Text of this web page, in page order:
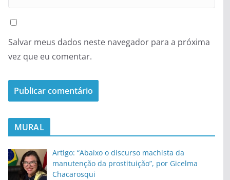
Salvar meus dados neste navegador para a próxima
vez que eu comentar.
MURAL
Artigo: “Abaixo o discurso machista da
manutenção da prostituição”, por Gicelma
Chacarosqui